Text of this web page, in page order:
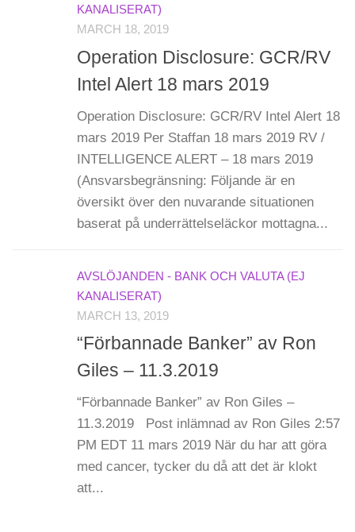
KANALISERAT)
MARCH 18, 2019
Operation Disclosure: GCR/RV
Intel Alert 18 mars 2019
Operation Disclosure: GCR/RV Intel Alert 18
mars 2019 Per Staffan 18 mars 2019 RV /
INTELLIGENCE ALERT – 18 mars 2019
(Ansvarsbegränsning: Följande är en
översikt över den nuvarande situationen
baserat på underrättelseläckor mottagna...
AVSLÖJANDEN - BANK OCH VALUTA (EJ
KANALISERAT)
MARCH 13, 2019
“Förbannade Banker” av Ron
Giles – 11.3.2019
“Förbannade Banker” av Ron Giles –
11.3.2019 Post inlämnad av Ron Giles 2:57
PM EDT 11 mars 2019 När du har att göra
med cancer, tycker du då att det är klokt
att...